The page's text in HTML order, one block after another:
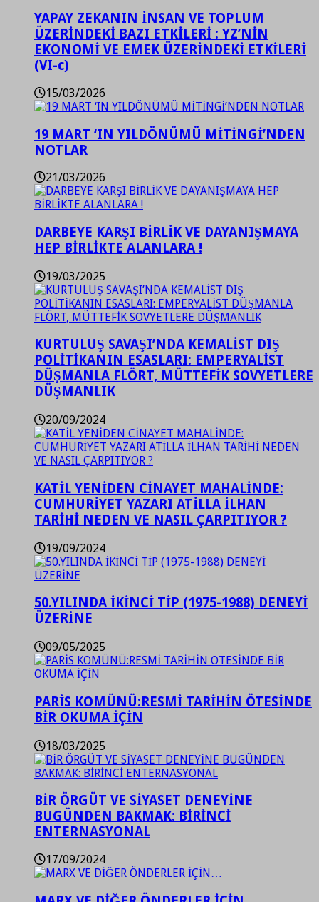
YAPAY ZEKANIN İNSAN VE TOPLUM
ÜZERİNDEKİ BAZI ETKİLERİ : YZ’NİN
EKONOMİ VE EMEK ÜZERİNDEKİ ETKİLERİ
(VI-c)
15/03/2026
19 MART ‘IN YILDÖNÜMÜ MİTİNGİ’NDEN
NOTLAR
21/03/2026
DARBEYE KARŞI BİRLİK VE DAYANIŞMAYA
HEP BİRLİKTE ALANLARA !
19/03/2025
KURTULUŞ SAVAŞI’NDA KEMALİST DIŞ
POLİTİKANIN ESASLARI: EMPERYALİST
DÜŞMANLA FLÖRT, MÜTTEFİK SOVYETLERE
DÜŞMANLIK
20/09/2024
KATİL YENİDEN CİNAYET MAHALİNDE:
CUMHURİYET YAZARI ATİLLA İLHAN
TARİHİ NEDEN VE NASIL ÇARPITIYOR ?
19/09/2024
50.YILINDA İKİNCİ TİP (1975-1988) DENEYİ
ÜZERİNE
09/05/2025
PARİS KOMÜNÜ:RESMİ TARİHİN ÖTESİNDE
BİR OKUMA İÇİN
18/03/2025
BİR ÖRGÜT VE SİYASET DENEYİNE
BUGÜNDEN BAKMAK: BİRİNCİ
ENTERNASYONAL
17/09/2024